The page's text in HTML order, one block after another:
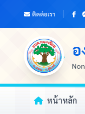
ติดต่อเรา
อ
หน้าหลัก